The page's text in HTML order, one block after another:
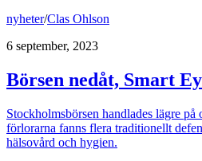
nyheter/Clas Ohlson
6 september, 2023
Börsen nedåt, Smart
Stockholmsbörsen handlades lägre på
förlorarna fanns flera traditionellt
hälsovård och hygien.